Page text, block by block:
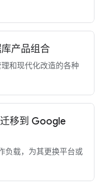
产品组合
和现代化改造的各种
移到 Google
负载，为其更换平台或